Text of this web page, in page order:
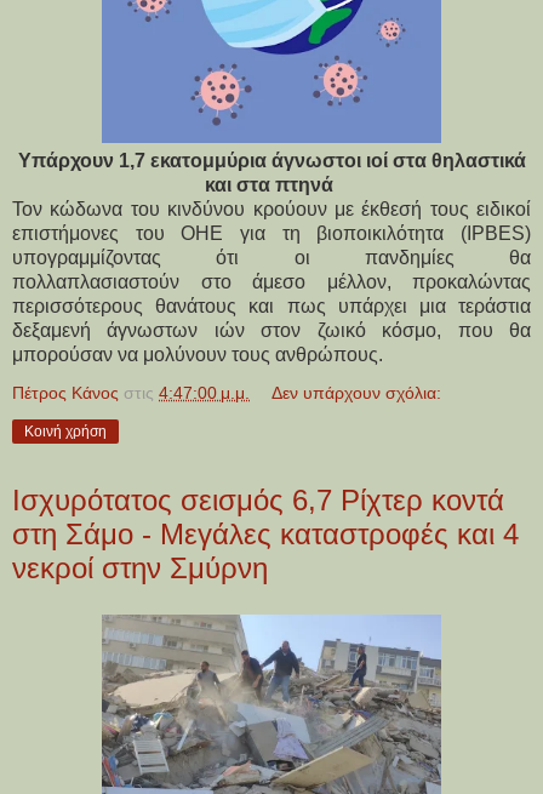
Υπάρχουν 1,7 εκατομμύρια άγνωστοι ιοί στα θηλαστικά
και στα πτηνά
Τον κώδωνα του κινδύνου κρούουν με έκθεσή τους ειδικοί
επιστήμονες του ΟΗΕ για τη βιοποικιλότητα (IPBES)
υπογραμμίζοντας ότι οι πανδημίες θα
πολλαπλασιαστούν στο άμεσο μέλλον, προκαλώντας
περισσότερους θανάτους και πως υπάρχει μια τεράστια
δεξαμενή άγνωστων ιών στον ζωικό κόσμο, που θα
μπορούσαν να μολύνουν τους ανθρώπους.
Πέτρος Κάνος στις 4:47:00 μ.μ. Δεν υπάρχουν σχόλια:
Κοινή χρήση
Ισχυρότατος σεισμός 6,7 Ρίχτερ κοντά
στη Σάμο - Μεγάλες καταστροφές και 4
νεκροί στην Σμύρνη